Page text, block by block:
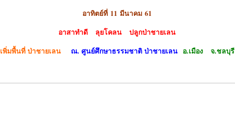
อาทิตย์ที่ 11 มีนาคม 61
อาสาทำดี ลุยโคลน ปลูกป่าชายเลน
เพิ่มพื้นที่ ป่าชายเลน
ณ. ศูนย์ศึกษาธรรมชาติ ป่าชายเลน อ.เมือง จ.ชลบุรี